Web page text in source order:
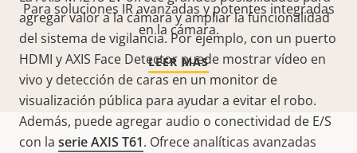
agregar valor a la cámara y ampliar la funcionalidad
del sistema de vigilancia. Por ejemplo, con un puerto
HDMI y AXIS Face Detector puede mostrar vídeo en
vivo y detección de caras en un monitor de
visualización pública para ayudar a evitar el robo.
Además, puede agregar audio o conectividad de E/S
con la serie AXIS T61. Ofrece analíticas avanzadas
Para soluciones IR avanzadas y potentes integradas
en la cámara.
LEER MÁS